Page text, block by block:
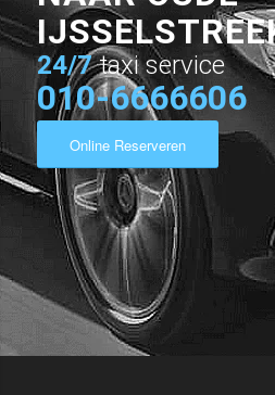
24/7 taxi service
010-6666606
Online Reserveren